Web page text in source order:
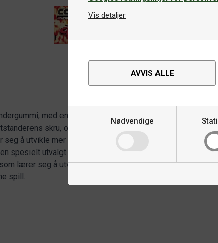
Vis detaljer
AVVIS ALLE
Nødvendige
med en spesielt utvalgt gummiblanding. Den
skru, og gir deg mer kontroll i spillet ditt. Perfekt
å utvikle mer avanserte skudd.
spesielt utvalgt gummiblanding.
lærer seg å utvikle mer avanserte skudd.
spill.